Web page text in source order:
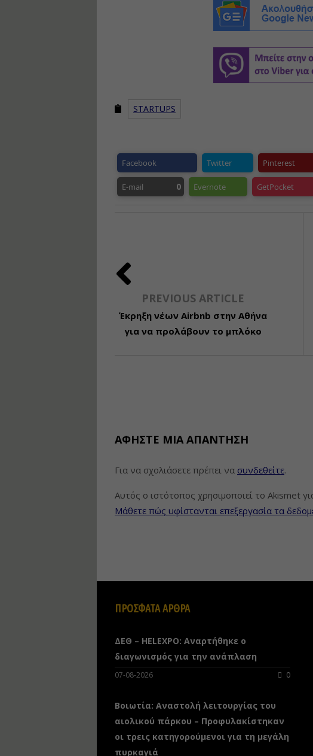
STARTUPS
Facebook Twitter Pinterest
E-mail 0 Evernote GetPocket
PREVIOUS ARTICLE
Έκρηξη νέων Airbnb στην Αθήνα
για να προλάβουν το μπλόκο
ΑΦΉΣΤΕ ΜΙΑ ΑΠΆΝΤΗΣΗ
Για να σχολιάσετε πρέπει να συνδεθείτε.
Αυτός ο ιστότοπος χρησιμοποιεί το Akismet
Μάθετε πώς υφίστανται επεξεργασία τα
ΠΡΟΣΦΑΤΑ ΑΡΘΡΑ
ΔΕΘ – HELEXPO: Αναρτήθηκε ο
διαγωνισμός για την ανάπλαση
07-08-2026 0
Βοιωτία: Αναστολή λειτουργίας του
αιολικού πάρκου – Προφυλακίστηκαν
οι τρεις κατηγορούμενοι για τη μεγάλη
πυρκαγιά